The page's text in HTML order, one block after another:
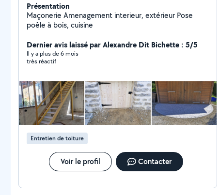
Présentation
Maçonerie Amenagement interieur, extérieur Pose
poêle à bois, cuisine
Dernier avis laissé par Alexandre Dit Bichette : 5/5
Il y a plus de 6 mois
très réactif
Entretien de toiture
Voir le profil Contacter